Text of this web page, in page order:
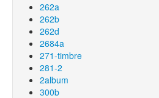
262a
262b
262d
2684a
271-timbre
281-2
2album
300b